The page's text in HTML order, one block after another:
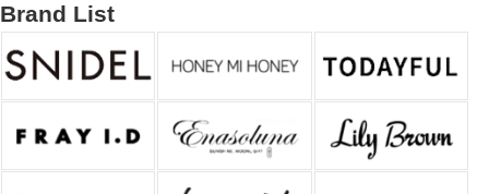
Brand List